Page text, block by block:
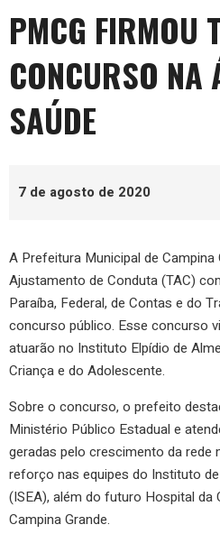
PMCG FIRMOU
CONCURSO NA
SAÚDE
7 de agosto de 2020
A Prefeitura Municipal de
Ajustamento de Conduta (TAC)
Paraíba, Federal, de Contas e do
concurso público. Esse concurso
atuarão no Instituto Elpídio de
Criança e do Adolescente.
Sobre o concurso, o prefeito
Ministério Público Estadual e
geradas pelo crescimento da rede
reforço nas equipes do Instituto
(ISEA), além do futuro Hospital da
Campina Grande.